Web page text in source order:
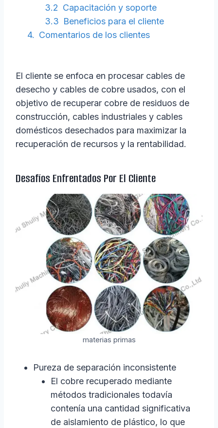
Capacitación y soporte
Beneficios para el cliente
Comentarios de los clientes
El cliente se enfoca en procesar cables de
desecho y cables de cobre usados, con el
objetivo de recuperar cobre de residuos de
construcción, cables industriales y cables
domésticos desechados para maximizar la
recuperación de recursos y la rentabilidad.
Desafíos Enfrentados Por El Cliente
materias primas
Pureza de separación inconsistente
El cobre recuperado mediante
métodos tradicionales todavía
contenía una cantidad significativa
de aislamiento de plástico, lo que